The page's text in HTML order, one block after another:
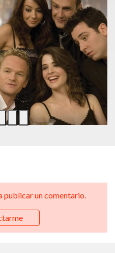
publicar un comentario.